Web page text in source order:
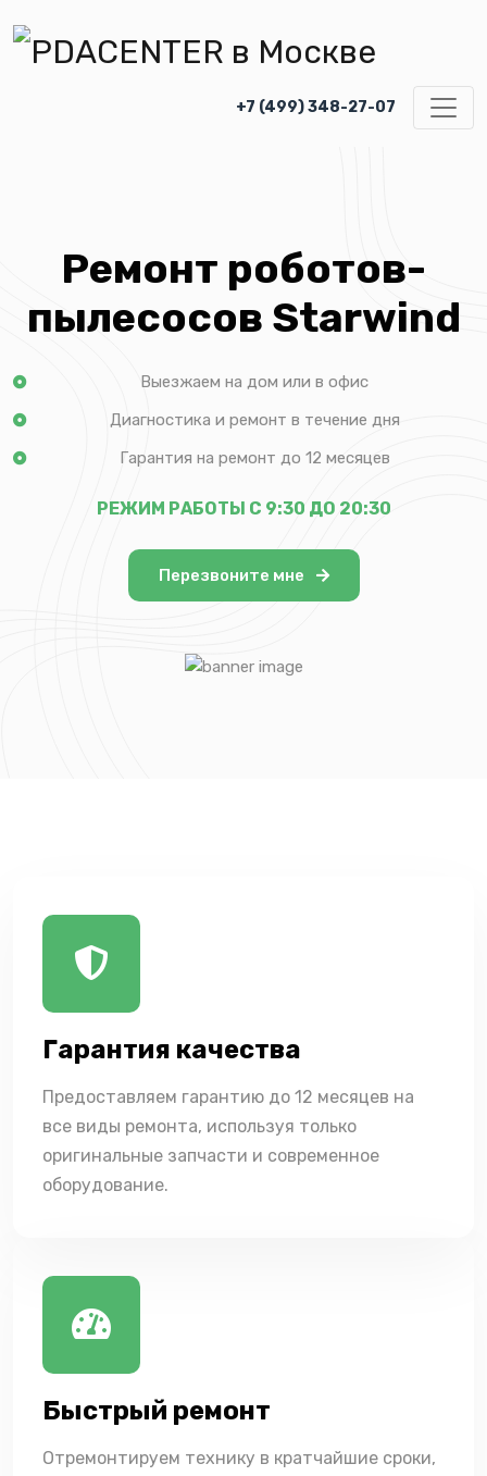
+7 (499) 348-27-07
Ремонт роботов-
пылесосов Starwind
Выезжаем на дом или в офис
Диагностика и ремонт в течение дня
Гарантия на ремонт до 12 месяцев
РЕЖИМ РАБОТЫ С 9:30 ДО 20:30
Перезвоните мне
Гарантия качества
Предоставляем гарантию до 12 месяцев на
все виды ремонта, используя только
оригинальные запчасти и современное
оборудование.
Быстрый ремонт
Отремонтируем технику в кратчайшие сроки,